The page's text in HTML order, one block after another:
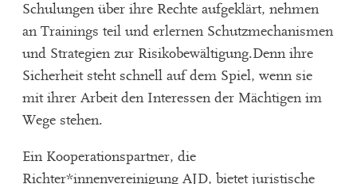
Schulungen über ihre Rechte aufgeklärt, nehmen
an Trainings teil und erlernen Schutzmechanismen
und Strategien zur Risikobewältigung.Denn ihre
Sicherheit steht schnell auf dem Spiel, wenn sie
mit ihrer Arbeit den Interessen der Mächtigen im
Wege stehen.
Ein Kooperationspartner, die
Richter*innenvereinigung AJD, bietet juristische